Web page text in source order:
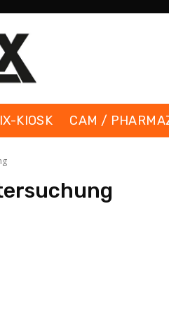
KIOSK CAM /